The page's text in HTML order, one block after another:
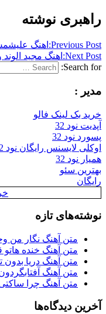
راهبری نوشته
Previous Post: اهنگ
Next Post: اهنگ مجید
Search for:
مدیر :
خرید بک لینک فالو
آپدیت نود 32
پسورد نود 32
اوکلی لایسنس رایگان نود 32
همیار نود 32
بهترین سئو
رایگان
نوشته‌های تازه
متن آهنگ نگار من
متن آهنگ خنده هاتو
متن آهنگ دریا
متن آهنگ آفتابگردون
متن آهنگ چرا
آخرین دیدگاه‌ها